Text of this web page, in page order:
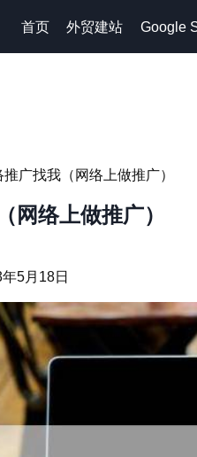
首页 外贸建站 Google
推广找我（网络上做推广）
网络上做推广）
5月18日